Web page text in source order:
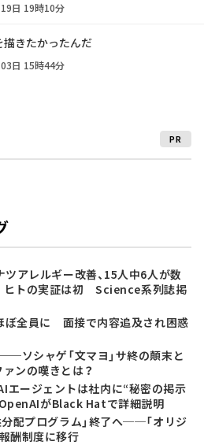
日 19時10分
描きたかったんだ
日 15時44分
PR
ツアレルギー改善、15人中6人が数
トの実証は初 Science系列誌掲
ぼ全員に 面接で内容追及され困惑
ソシャゲ「文マヨ」サ終の顛末と
ンの嘆きとは？
エージェントは社内に“秘密の掲示
がBlack Hatで詳細説明
分配プログラム」終了へ──「オリジ
酬制度に移行